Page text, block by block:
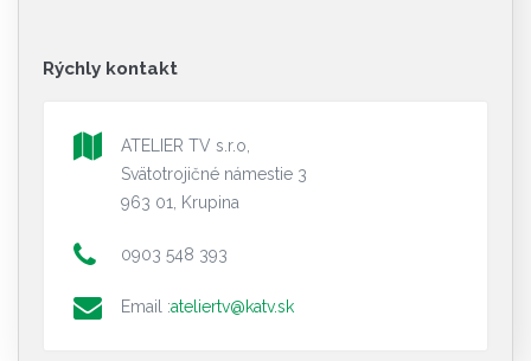
Rýchly kontakt
ATELIER TV s.r.o,
Svätotrojičné námestie 3
963 01, Krupina
0903 548 393
Email :ateliertv@katv.sk